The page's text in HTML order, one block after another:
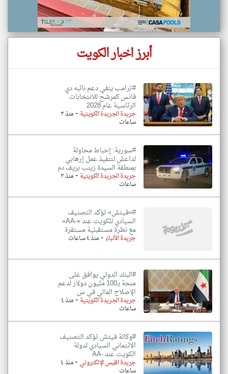
أبرز اخبار الكويت
#ترامب ينفي دعم نائبه دي
فانس كمرشح للانتخابات
الرئاسية عام 2028
جريدة الجريدة الكويتية - منذ ٣
ساعات
#سورية: إحباط محاولة
لداعش لتنفيذ عمل إرهابي
بمنطقة السيدة زينب بريف دم
جريدة الجريدة الكويتية- منذ ٣
ساعات
#«فيتش» تؤكد التصنيف
السيادي للكويت عند «-AA»
مع نظرة مستقبلية مستقرة
جريدة الأنباء -منذ ٤ ساعات
#البنك الدولي يوافق على
منحة بـ100 مليون دولار لدعم
الإصلاح المالي في س
جريدة الجريدة الكويتية- منذ ٤
ساعات
#وكالة فيتش تؤكد التصنيف
الائتماني السيادي لدولة
الكويت عند -AA
جريدة القبس الإلكتروني - منذ ٤
ساعات